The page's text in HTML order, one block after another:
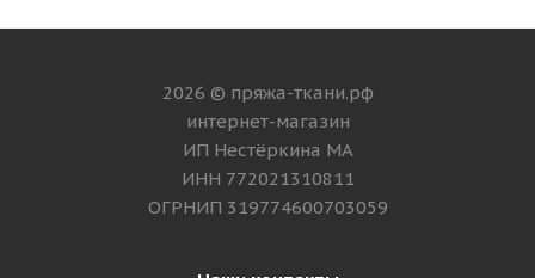
2026 © пряжа-ткани.рф
интернет-магазин
ИП Нестёркина МА
ИНН 772021310811
ОГРНИП 319774600703059